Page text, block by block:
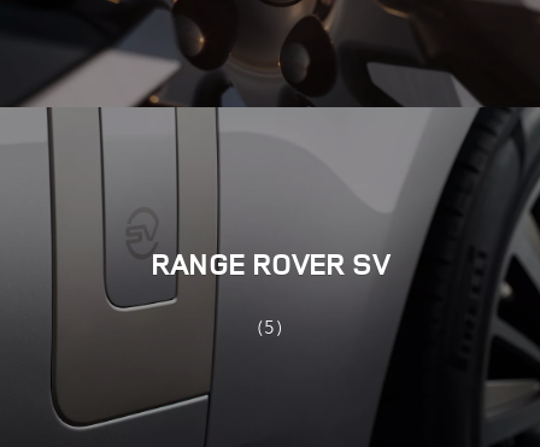
RANGE ROVER SV
(5)